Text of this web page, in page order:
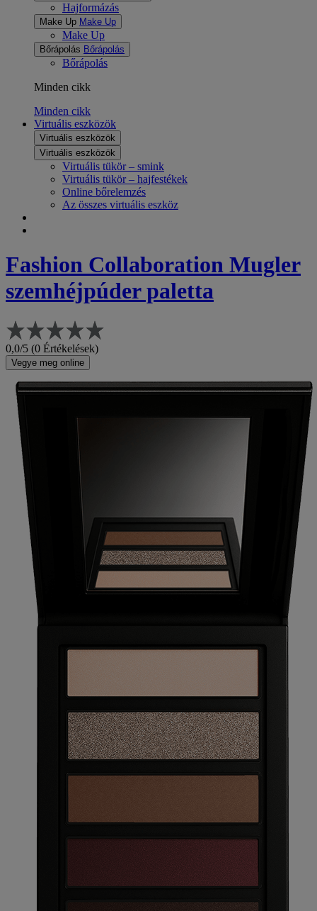
Hajformázás
Make Up Make Up
Make Up
Bőrápolás Bőrápolás
Bőrápolás
Minden cikk
Minden cikk
Virtuális eszközök
Virtuális eszközök
Virtuális eszközök
Virtuális tükör – smink
Virtuális tükör – hajfestékek
Online bőrelemzés
Az összes virtuális eszköz
Fashion Collaboration Mugler
szemhéjpúder paletta
0,0/5 (0 Értékelések)
Vegye meg online